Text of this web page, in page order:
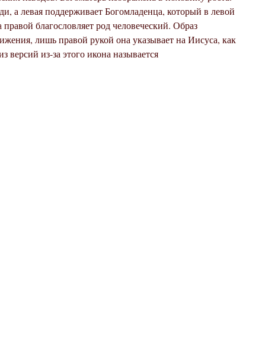
а левая поддерживает Богомладенца, который в левой
благословляет род человеческий. Образ
лишь правой рукой она указывает на Иисуса, как
версий из-за этого икона называется